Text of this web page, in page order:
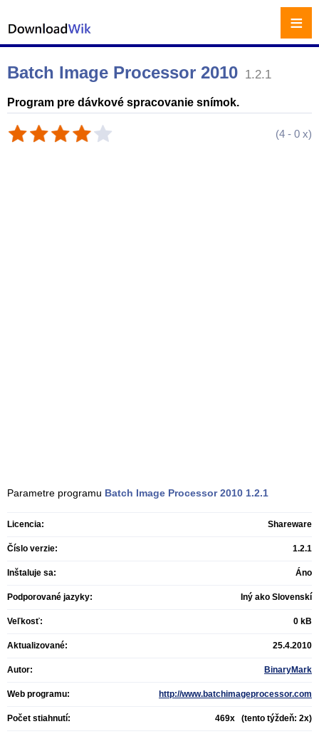
Batch Image Processor 2010 1.2.1
Program pre dávkové spracovanie snímok.
(4 - 0 x)
Parametre programu Batch Image Processor 2010 1.2.1
Licencia: Shareware
Číslo verzie: 1.2.1
Inštaluje sa: Áno
Podporované jazyky: Iný ako Slovenskí
Veľkosť: 0 kB
Aktualizované: 25.4.2010
Autor: BinaryMark
Web programu: http://www.batchimageprocessor.com
Počet stiahnutí: 469x (tento týždeň: 2x)
≡